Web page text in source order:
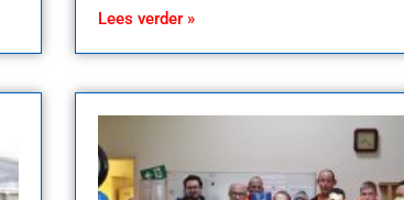
Lees verder »